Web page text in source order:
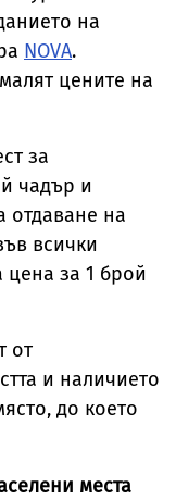
на
NOVA.
цените на
за
чадър и
отдаване на
всички
за 1 брой
от
и наличието
до което
места